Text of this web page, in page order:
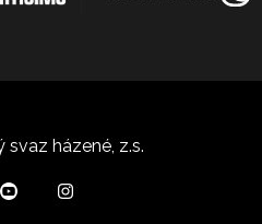
házené, z.s.